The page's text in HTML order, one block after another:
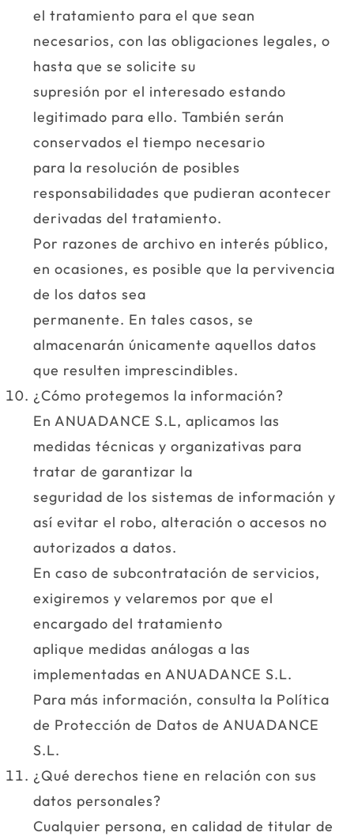
el tratamiento para el que sean
necesarios, con las obligaciones legales, o
hasta que se solicite su
supresión por el interesado estando
legitimado para ello. También serán
conservados el tiempo necesario
para la resolución de posibles
responsabilidades que pudieran acontecer
derivadas del tratamiento.
Por razones de archivo en interés público,
en ocasiones, es posible que la pervivencia
de los datos sea
permanente. En tales casos, se
almacenarán únicamente aquellos datos
que resulten imprescindibles.
¿Cómo protegemos la información?
En ANUADANCE S.L, aplicamos las
medidas técnicas y organizativas para
tratar de garantizar la
seguridad de los sistemas de información y
así evitar el robo, alteración o accesos no
autorizados a datos.
En caso de subcontratación de servicios,
exigiremos y velaremos por que el
encargado del tratamiento
aplique medidas análogas a las
implementadas en ANUADANCE S.L.
Para más información, consulta la Política
de Protección de Datos de ANUADANCE
S.L.
¿Qué derechos tiene en relación con sus
datos personales?
Cualquier persona, en calidad de titular de